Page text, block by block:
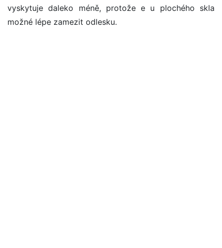
vyskytuje daleko méně, protože e u plochého skla
možné lépe zamezit odlesku.